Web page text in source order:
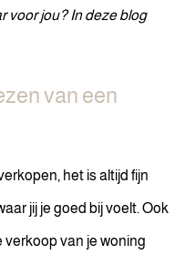
voor jou? In deze blog
van een
het is altijd fijn
jij je goed bij voelt. Ook
verkoop van je woning